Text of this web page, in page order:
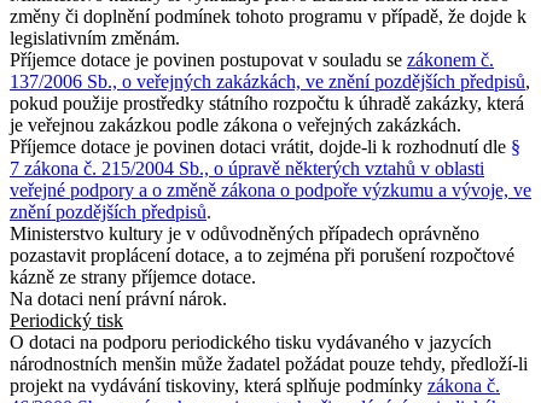
změny či doplnění podmínek tohoto programu v případě, že dojde k
legislativním změnám.
Příjemce dotace je povinen postupovat v souladu se zákonem č.
137/2006 Sb., o veřejných zakázkách, ve znění pozdějších předpisů,
pokud použije prostředky státního rozpočtu k úhradě zakázky, která
je veřejnou zakázkou podle zákona o veřejných zakázkách.
Příjemce dotace je povinen dotaci vrátit, dojde-li k rozhodnutí dle §
7 zákona č. 215/2004 Sb., o úpravě některých vztahů v oblasti
veřejné podpory a o změně zákona o podpoře výzkumu a vývoje, ve
znění pozdějších předpisů.
Ministerstvo kultury je v odůvodněných případech oprávněno
pozastavit proplácení dotace, a to zejména při porušení rozpočtové
kázně ze strany příjemce dotace.
Na dotaci není právní nárok.
Periodický tisk
O dotaci na podporu periodického tisku vydávaného v jazycích
národnostních menšin může žadatel požádat pouze tehdy, předloží-li
projekt na vydávání tiskoviny, která splňuje podmínky zákona č.